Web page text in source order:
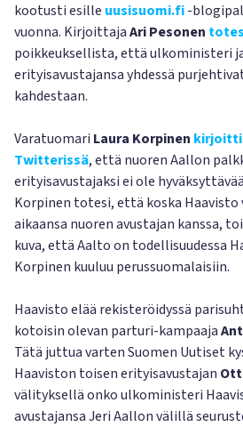
kootusti esille uusisuomi.fi-
vuonna. KirjoittajaAri Pesonen
poikkeuksellista, että ulkoministeri
erityisavustajansa yhdessä
kahdestaan.
Varatuomari Laura Korpinen
Twitterissä, että nuoren Aallon
erityisavustajaksi ei ole
Korpinen totesi, että koska
aikaansa nuoren avustajan kanssa,
kuva, että Aalto on todellisuudessa
Korpinen kuuluu perussuomalaisiin.
Haavisto elää rekisteröidyssä
kotoisin olevan parturi-kampaaja
Tätä juttua varten Suomen Uutiset
Haaviston toisen erityisavustajan
välityksellä onko ulkoministeri
avustajansa Jeri Aallon välillä